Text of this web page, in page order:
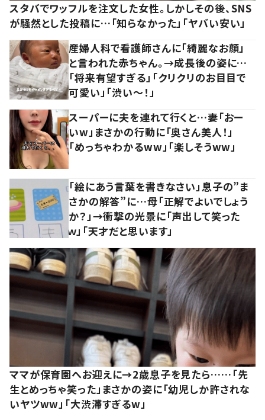
スタバでワッフルを注文した女性。しかしその後、SNS
が騒然とした投稿に…「知らなかった」「ヤバい安い」
産婦人科で看護師さんに「綺麗なお顔」
と言われた赤ちゃん。→成長後の姿に…
「将来有望すぎる」「クリクリのお目目で
可愛い」「渋い～！」
スーパーに夫を連れて行くと…妻「おー
いw」まさかの行動に「奥さん美人！」
「めっちゃわかるww」「楽しそうww」
「絵にあう言葉を書きなさい」息子の”ま
さかの解答”に…母「正解でよいでしょう
か？」→衝撃の光景に「声出して笑った
ｗ」「天才だと思います」
ママが保育園へお迎えに→2歳息子を見たら……「先
生とめっちゃ笑った」まさかの姿に「幼児しか許されな
いヤツww」「大渋滞すぎるw」